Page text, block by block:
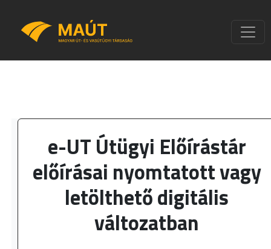
e-UT Útügyi Előírástár
előírásai nyomtatott vagy
letölthető digitális
változatban